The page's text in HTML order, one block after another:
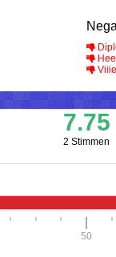
7.75
2 Stimmen
50